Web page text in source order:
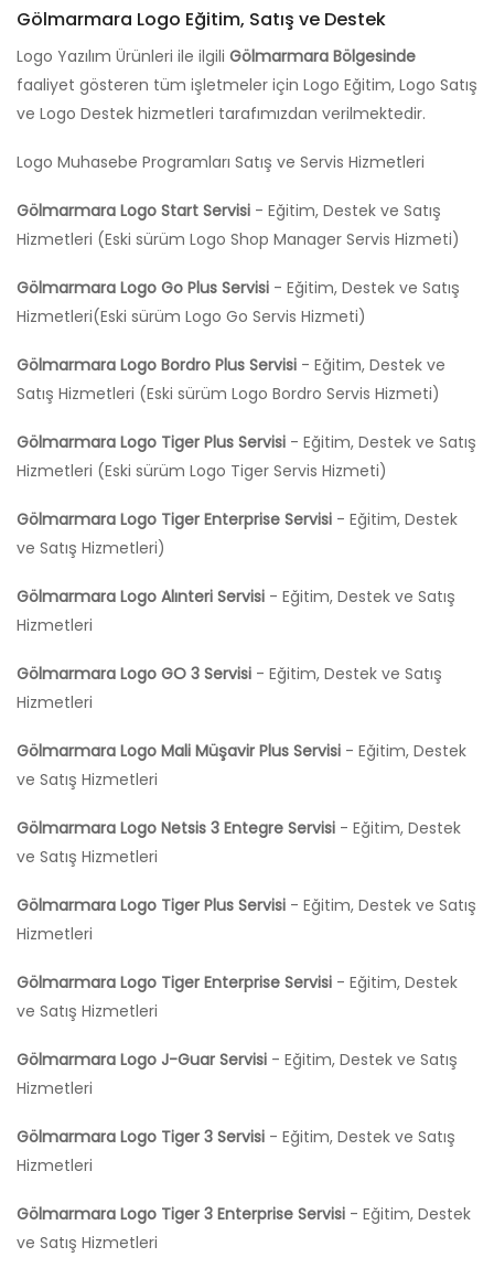
Gölmarmara Logo Eğitim, Satış ve Destek
Logo Yazılım Ürünleri ile ilgili Gölmarmara Bölgesinde
faaliyet gösteren tüm işletmeler için Logo Eğitim, Logo Satış
ve Logo Destek hizmetleri tarafımızdan verilmektedir.
Logo Muhasebe Programları Satış ve Servis Hizmetleri
Gölmarmara Logo Start Servisi - Eğitim, Destek ve Satış
Hizmetleri (Eski sürüm Logo Shop Manager Servis Hizmeti)
Gölmarmara Logo Go Plus Servisi - Eğitim, Destek ve Satış
Hizmetleri(Eski sürüm Logo Go Servis Hizmeti)
Gölmarmara Logo Bordro Plus Servisi - Eğitim, Destek ve
Satış Hizmetleri (Eski sürüm Logo Bordro Servis Hizmeti)
Gölmarmara Logo Tiger Plus Servisi - Eğitim, Destek ve Satış
Hizmetleri (Eski sürüm Logo Tiger Servis Hizmeti)
Gölmarmara Logo Tiger Enterprise Servisi - Eğitim, Destek
ve Satış Hizmetleri)
Gölmarmara Logo Alınteri Servisi - Eğitim, Destek ve Satış
Hizmetleri
Gölmarmara Logo GO 3 Servisi - Eğitim, Destek ve Satış
Hizmetleri
Gölmarmara Logo Mali Müşavir Plus Servisi - Eğitim, Destek
ve Satış Hizmetleri
Gölmarmara Logo Netsis 3 Entegre Servisi - Eğitim, Destek
ve Satış Hizmetleri
Gölmarmara Logo Tiger Plus Servisi - Eğitim, Destek ve Satış
Hizmetleri
Gölmarmara Logo Tiger Enterprise Servisi - Eğitim, Destek
ve Satış Hizmetleri
Gölmarmara Logo J-Guar Servisi - Eğitim, Destek ve Satış
Hizmetleri
Gölmarmara Logo Tiger 3 Servisi - Eğitim, Destek ve Satış
Hizmetleri
Gölmarmara Logo Tiger 3 Enterprise Servisi - Eğitim, Destek
ve Satış Hizmetleri